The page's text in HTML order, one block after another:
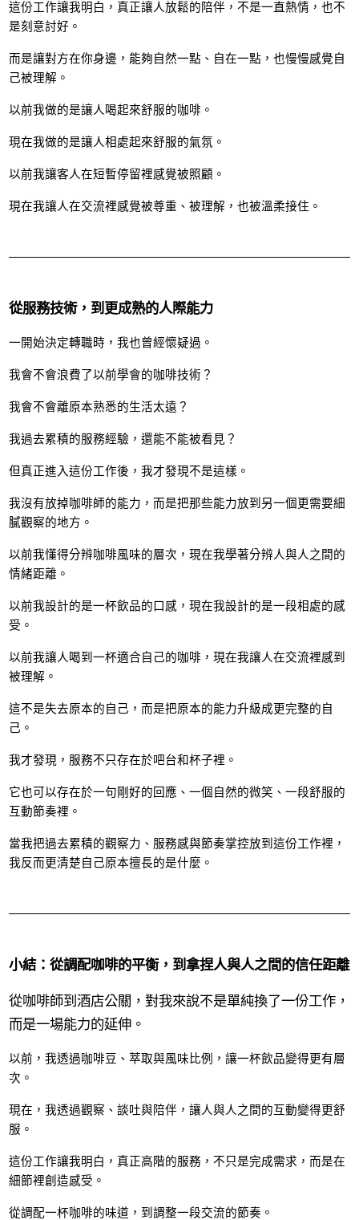
這份工作讓我明白，真正讓人放鬆的陪伴，不是一直熱情，也不
是刻意討好。
而是讓對方在你身邊，能夠自然一點、自在一點，也慢慢感覺自
己被理解。
以前我做的是讓人喝起來舒服的咖啡。
現在我做的是讓人相處起來舒服的氣氛。
以前我讓客人在短暫停留裡感覺被照顧。
現在我讓人在交流裡感覺被尊重、被理解，也被溫柔接住。
從服務技術，到更成熟的人際能力
一開始決定轉職時，我也曾經懷疑過。
我會不會浪費了以前學會的咖啡技術？
我會不會離原本熟悉的生活太遠？
我過去累積的服務經驗，還能不能被看見？
但真正進入這份工作後，我才發現不是這樣。
我沒有放掉咖啡師的能力，而是把那些能力放到另一個更需要細
膩觀察的地方。
以前我懂得分辨咖啡風味的層次，現在我學著分辨人與人之間的
情緒距離。
以前我設計的是一杯飲品的口感，現在我設計的是一段相處的感
受。
以前我讓人喝到一杯適合自己的咖啡，現在我讓人在交流裡感到
被理解。
這不是失去原本的自己，而是把原本的能力升級成更完整的自
己。
我才發現，服務不只存在於吧台和杯子裡。
它也可以存在於一句剛好的回應、一個自然的微笑、一段舒服的
互動節奏裡。
當我把過去累積的觀察力、服務感與節奏掌控放到這份工作裡，
我反而更清楚自己原本擅長的是什麼。
小結：從調配咖啡的平衡，到拿捏人與人之間的信任距離
從咖啡師到酒店公關，對我來說不是單純換了一份工作，
而是一場能力的延伸。
以前，我透過咖啡豆、萃取與風味比例，讓一杯飲品變得更有層
次。
現在，我透過觀察、談吐與陪伴，讓人與人之間的互動變得更舒
服。
這份工作讓我明白，真正高階的服務，不只是完成需求，而是在
細節裡創造感受。
從調配一杯咖啡的味道，到調整一段交流的節奏。